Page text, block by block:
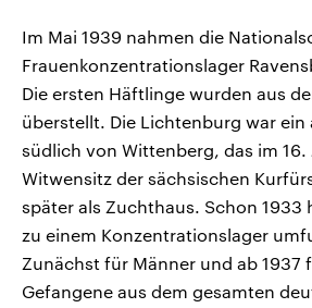
Im Mai 1939 nahmen die
Frauenkonzentrationslager
Die ersten Häftlinge wurden aus
überstellt. Die Lichtenburg war ein
südlich von Wittenberg, das im 16.
Witwensitz der sächsischen
später als Zuchthaus. Schon 1933
zu einem Konzentrationslager
Zunächst für Männer und ab 1937
Gefangene aus dem gesamten